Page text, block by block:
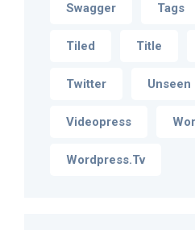
Swagger Tags
Tiled Title
Twitter Unseen
Videopress
Wordpress.tv